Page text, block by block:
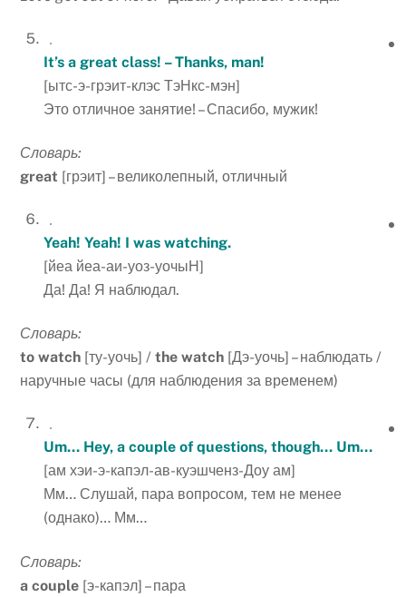
It’s a great class! – Thanks, man!
[ытс-э-грэит-клэс ТэНкс-мэн]
Это отличное занятие! – Спасибо, мужик!
Словарь:
great [грэит] – великолепный, отличный
Yeah! Yeah! I was watching.
[йеа йеа-аи-уоз-уочыН]
Да! Да! Я наблюдал.
Словарь:
to watch [ту-уочь] /the watch [Дэ-уочь] – наблюдать /
наручные часы (для наблюдения за временем)
Um… Hey, a couple of questions, though… Um…
[ам хэи-э-капэл-ав-куэшченз-Доу ам]
Мм… Слушай, пара вопросом, тем не менее
(однако)… Мм…
Словарь:
a couple [э-капэл] – пара